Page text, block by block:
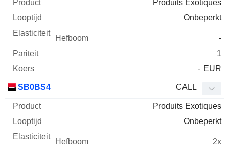
Produits Exotiques
Onbeperkt
-
1
- EUR
SB0BS4 CALL
Produits Exotiques
Onbeperkt
2x